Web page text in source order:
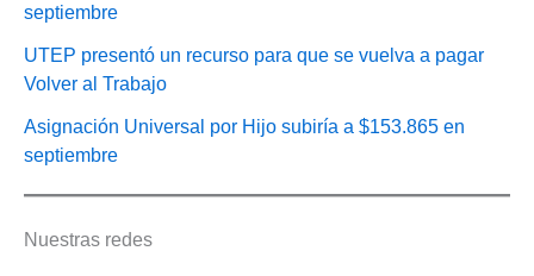
septiembre
UTEP presentó un recurso para que se vuelva a pagar
Volver al Trabajo
Asignación Universal por Hijo subiría a $153.865 en
septiembre
Nuestras redes